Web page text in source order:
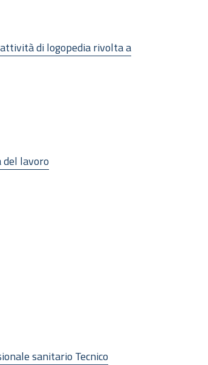
di logopedia rivolta a
lavoro
sanitario Tecnico